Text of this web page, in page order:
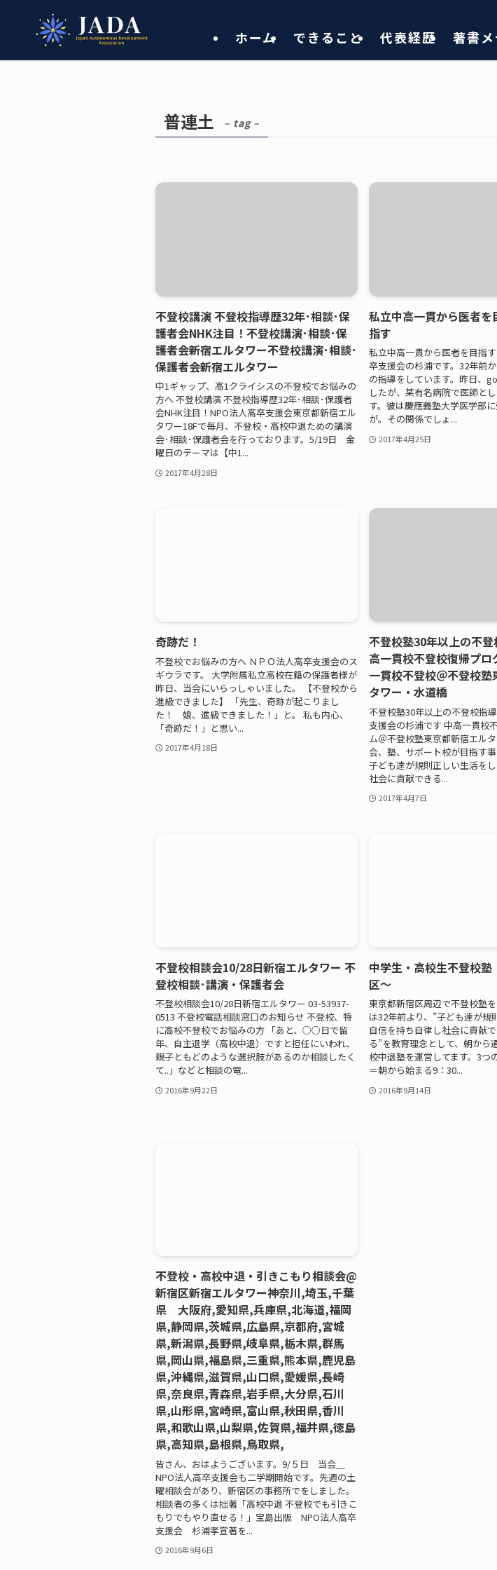
ホーム できること 代表経歴 著書
普連土 – tag –
不登校講演 不登校指導歴32年･相談･保
護者会NHK注目！不登校講演･相談･保
護者会新宿エルタワー不登校講演･相談･
保護者会新宿エルタワー
中1ギャップ、高1クライシスの不登校でお悩みの
方へ 不登校講演 不登校指導歴32年･相談･保護者
会NHK注目！NPO法人高卒支援会東京都新宿エル
タワー18Fで毎月、不登校・高校中退ための講演
会･相談･保護者会を行っております。5/19日 金
曜日のテーマは【中1...
2017年4月28日
私立中高一貫から医者を
指す
私立中高一貫から医者を目指
卒支援会の杉浦です。32年前
の指導をしています。昨日、
したが、某有名病院で医師と
す。彼は慶應義塾大学医学部
が。その関係でしょ...
2017年4月25日
奇跡だ！
不登校でお悩みの方へ ＮＰＯ法人高卒支援会のス
ギウラです。 大学附属私立高校在籍の保護者様が
昨日、当会にいらっしゃいました。 【不登校から
進級できました】 「先生、奇跡が起こりまし
た！ 娘、進級できました！」と。 私も内心、
「奇跡だ！」と思い...
2017年4月18日
不登校塾30年以上の不登
高一貫校不登校復帰プロ
一貫校不登校＠不登校塾
タワー・水道橋
不登校塾30年以上の不登校指
支援会の杉浦です 中高一貫校
ム＠不登校塾東京都新宿エル
会、塾、サポート校が目指す事
子ども達が規則正しい生活を
社会に貢献できる...
2017年4月7日
不登校相談会10/28日新宿エルタワー 不
登校相談･講演・保護者会
不登校相談会10/28日新宿エルタワー 03-53937-
0513 不登校電話相談窓口のお知らせ 不登校、特
に高校不登校でお悩みの方 「あと、○○日で留
年、自主退学（高校中退）ですと担任にいわれ、
親子ともどのような選択肢があるのか相談したく
て..」などと相談の電...
2016年9月22日
中学生・高校生不登校
区～
東京都新宿区周辺で不登校塾
は32年前より、”子ども達が規
自信を持ち自律し社会に貢献
る”を教育理念として、朝から
校中退塾を運営してます。3
＝朝から始まる9：30...
2016年9月14日
不登校・高校中退・引きこもり相談会@
新宿区新宿エルタワー神奈川,埼玉,千葉
県 大阪府,愛知県,兵庫県,北海道,福岡
県,静岡県,茨城県,広島県,京都府,宮城
県,新潟県,長野県,岐阜県,栃木県,群馬
県,岡山県,福島県,三重県,熊本県,鹿児島
県,沖縄県,滋賀県,山口県,愛媛県,長崎
県,奈良県,青森県,岩手県,大分県,石川
県,山形県,宮崎県,富山県,秋田県,香川
県,和歌山県,山梨県,佐賀県,福井県,徳島
県,高知県,島根県,鳥取県,
皆さん、おはようございます。9/５日 当会＿
NPO法人高卒支援会も二学期開始です。先週の土
曜相談会があり、新宿区の事務所でをしました。
相談者の多くは拙著「高校中退 不登校でも引きこ
もりでもやり直せる！」宝島出版 NPO法人高卒
支援会 杉浦孝宣著を...
2016年9月6日